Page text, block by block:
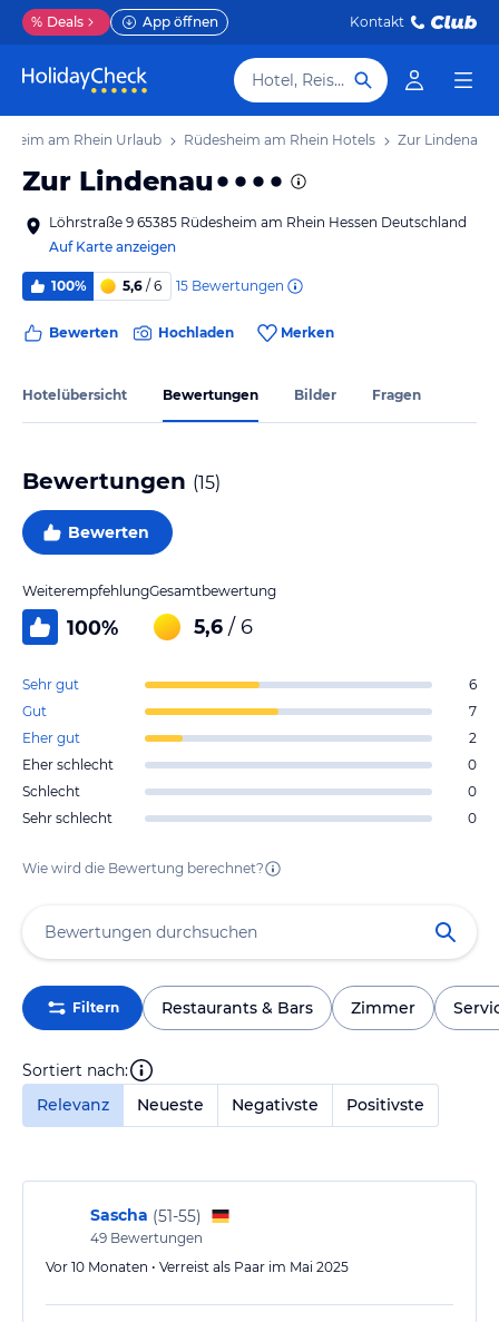
% Deals App öffnen Kontakt
Hotel, Reiseziel
am Rhein Urlaub Rüdesheim am Rhein Hotels Zur Lindenau
Zur Lindenau
Löhrstraße 9 65385 Rüdesheim am Rhein Hessen Deutschland
Auf Karte anzeigen
100% 5,6 / 6 15 Bewertungen
Bewerten Hochladen Merken
Hotelübersicht Bewertungen Bilder Fragen
Bewertungen (15)
Bewerten
Weiterempfehlung
100%
Gesamtbewertung
5,6 / 6
Sehr gut
6
Gut
7
Eher gut
2
Eher schlecht
0
Schlecht
0
Sehr schlecht
0
Wie wird die Bewertung berechnet?
Filtern Restaurants & Bars Zimmer
Sortiert nach:
Relevanz
Neueste Negativste Positivste
Sascha (51-55)
49 Bewertungen
Vor 10 Monaten • Verreist als Paar im Mai 2025